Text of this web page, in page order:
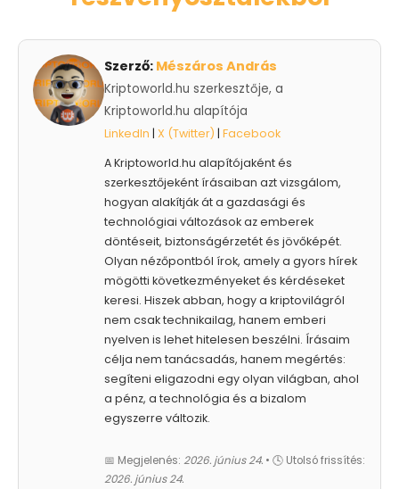
Szerző: Mészáros András
Kriptoworld.hu szerkesztője, a
Kriptoworld.hu alapítója
LinkedIn | X (Twitter) | Facebook
A Kriptoworld.hu alapítójaként és
szerkesztőjeként írásaiban azt vizsgálom,
hogyan alakítják át a gazdasági és
technológiai változások az emberek
döntéseit, biztonságérzetét és jövőképét.
Olyan nézőpontból írok, amely a gyors hírek
mögötti következményeket és kérdéseket
keresi. Hiszek abban, hogy a kriptovilágról
nem csak technikailag, hanem emberi
nyelven is lehet hitelesen beszélni. Írásaim
célja nem tanácsadás, hanem megértés:
segíteni eligazodni egy olyan világban, ahol
a pénz, a technológia és a bizalom
egyszerre változik.
📅 Megjelenés: 2026. június 24. • 🕓 Utolsó frissítés:
2026. június 24.